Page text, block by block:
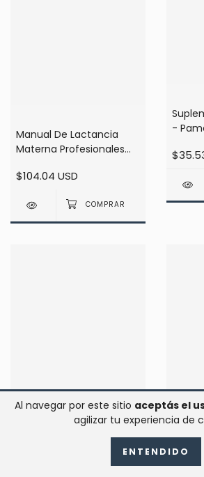
Al navegar por este sitio aceptás el
agilizar tu experiencia de
ENTENDIDO
Manual De Lactancia
Materna Profesionales
$104.04 USD
-
TABLA DE ALIMENTOS